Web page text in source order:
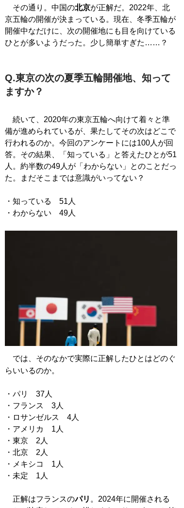
その通り。中国の北京が正解だ。2022年、北
京五輪の開催が決まっている。現在、冬季五輪が
開催中なだけに、次の開催地にも目を向けている
ひとが多いようだった。少し簡単すぎた……？
Q.東京の次の夏季五輪開催地、知って
ますか？
続いて、2020年の東京五輪へ向けて着々と準
備が進められているが、果たしてその次はどこで
行われるのか。今回のアンケートには100人が回
答。その結果、「知っている」と答えたひとが51
人。約半数の49人が「わからない」とのことだっ
た。まだそこまでは意識がいってない？
・知っている 51人
・わからない 49人
では、そのなかで実際に正解したひとはどのぐ
らいいるのか。
・パリ 37人
・フランス 3人
・ロサンゼルス 4人
・アメリカ 1人
・東京 2人
・北京 2人
・メキシコ 1人
・未定 1人
正解はフランスのパリ 。2024年に開催される